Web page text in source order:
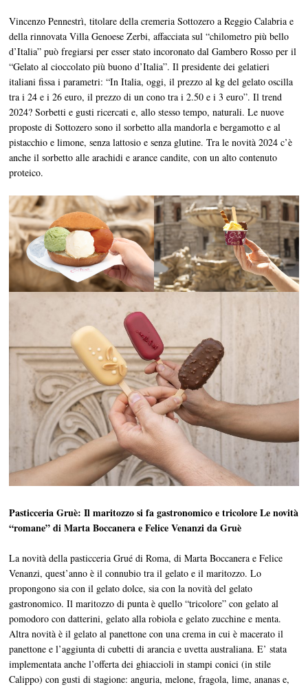
Vincenzo Pennestrì, titolare della cremeria Sottozero a Reggio Calabria e
della rinnovata Villa Genoese Zerbi, affacciata sul “chilometro più bello
d’Italia” può fregiarsi per esser stato incoronato dal Gambero Rosso per il
“Gelato al cioccolato più buono d’Italia”. Il presidente dei gelatieri
italiani fissa i parametri: “In Italia, oggi, il prezzo al kg del gelato oscilla
tra i 24 e i 26 euro, il prezzo di un cono tra i 2.50 e i 3 euro”. Il trend
2024? Sorbetti e gusti ricercati e, allo stesso tempo, naturali. Le nuove
proposte di Sottozero sono il sorbetto alla mandorla e bergamotto e al
pistacchio e limone, senza lattosio e senza glutine. Tra le novità 2024 c’è
anche il sorbetto alle arachidi e arance candite, con un alto contenuto
proteico.
Pasticceria Gruè: Il maritozzo si fa gastronomico e tricolore Le novità
“romane” di Marta Boccanera e Felice Venanzi da Gruè
La novità della pasticceria Grué di Roma, di Marta Boccanera e Felice
Venanzi, quest’anno è il connubio tra il gelato e il maritozzo. Lo
propongono sia con il gelato dolce, sia con la novità del gelato
gastronomico. Il maritozzo di punta è quello “tricolore” con gelato al
pomodoro con datterini, gelato alla robiola e gelato zucchine e menta.
Altra novità è il gelato al panettone con una crema in cui è macerato il
panettone e l’aggiunta di cubetti di arancia e uvetta australiana. E’ stata
implementata anche l’offerta dei ghiaccioli in stampi conici (in stile
Calippo) con gusti di stagione: anguria, melone, fragola, lime, ananas e,